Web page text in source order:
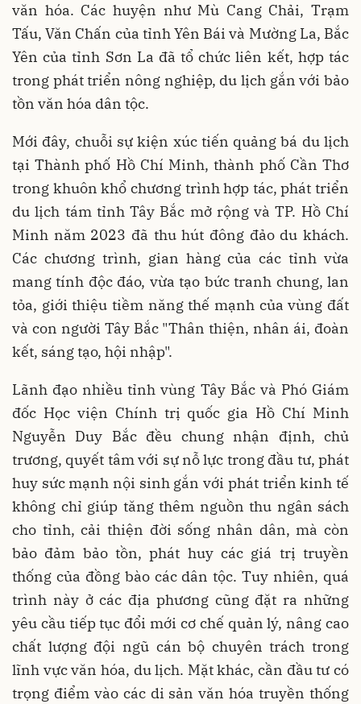
văn hóa. Các huyện như Mù Cang Chải, Trạm
Tấu, Văn Chấn của tỉnh Yên Bái và Mường La, Bắc
Yên của tỉnh Sơn La đã tổ chức liên kết, hợp tác
trong phát triển nông nghiệp, du lịch gắn với bảo
tồn văn hóa dân tộc.
Mới đây, chuỗi sự kiện xúc tiến quảng bá du lịch
tại Thành phố Hồ Chí Minh, thành phố Cần Thơ
trong khuôn khổ chương trình hợp tác, phát triển
du lịch tám tỉnh Tây Bắc mở rộng và TP. Hồ Chí
Minh năm 2023 đã thu hút đông đảo du khách.
Các chương trình, gian hàng của các tỉnh vừa
mang tính độc đáo, vừa tạo bức tranh chung, lan
tỏa, giới thiệu tiềm năng thế mạnh của vùng đất
và con người Tây Bắc "Thân thiện, nhân ái, đoàn
kết, sáng tạo, hội nhập".
Lãnh đạo nhiều tỉnh vùng Tây Bắc và Phó Giám
đốc Học viện Chính trị quốc gia Hồ Chí Minh
Nguyễn Duy Bắc đều chung nhận định, chủ
trương, quyết tâm với sự nỗ lực trong đầu tư, phát
huy sức mạnh nội sinh gắn với phát triển kinh tế
không chỉ giúp tăng thêm nguồn thu ngân sách
cho tỉnh, cải thiện đời sống nhân dân, mà còn
bảo đảm bảo tồn, phát huy các giá trị truyền
thống của đồng bào các dân tộc. Tuy nhiên, quá
trình này ở các địa phương cũng đặt ra những
yêu cầu tiếp tục đổi mới cơ chế quản lý, nâng cao
chất lượng đội ngũ cán bộ chuyên trách trong
lĩnh vực văn hóa, du lịch. Mặt khác, cần đầu tư có
trọng điểm vào các di sản văn hóa truyền thống